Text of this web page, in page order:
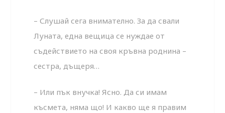
– Слушай сега внимателно. За да свали
Луната, една вещица се нуждае от
съдействието на своя кръвна роднина –
сестра, дъщеря…
– Или пък внучка! Ясно. Да си имам
късмета, няма що! И какво ще я правим